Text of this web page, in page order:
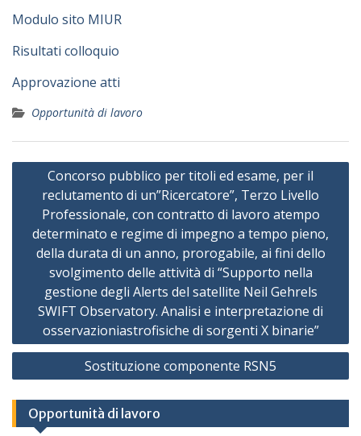
Modulo sito MIUR
Risultati colloquio
Approvazione atti
Opportunità di lavoro
Navigazione
articoli
Concorso pubblico per titoli ed esame, per il
reclutamento di un”Ricercatore”, Terzo Livello
Professionale, con contratto di lavoro atempo
determinato e regime di impegno a tempo pieno,
della durata di un anno, prorogabile, ai fini dello
svolgimento delle attività di “Supporto nella
gestione degli Alerts del satellite Neil Gehrels
SWIFT Observatory. Analisi e interpretazione di
osservazioniastrofisiche di sorgenti X binarie”
Sostituzione componente RSN5
Opportunità di lavoro